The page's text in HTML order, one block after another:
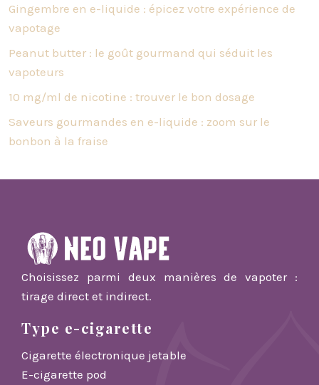
Gingembre en e-liquide : épicez votre expérience de
vapotage
Peanut butter : le goût gourmand qui séduit les
vapoteurs
10 mg/ml de nicotine : trouver le bon dosage
Saveurs gourmandes en e-liquide : zoom sur le
bonbon à la fraise
Choisissez parmi deux manières de vapoter :
tirage direct et indirect.
Type e-cigarette
Cigarette électronique jetable
E-cigarette pod